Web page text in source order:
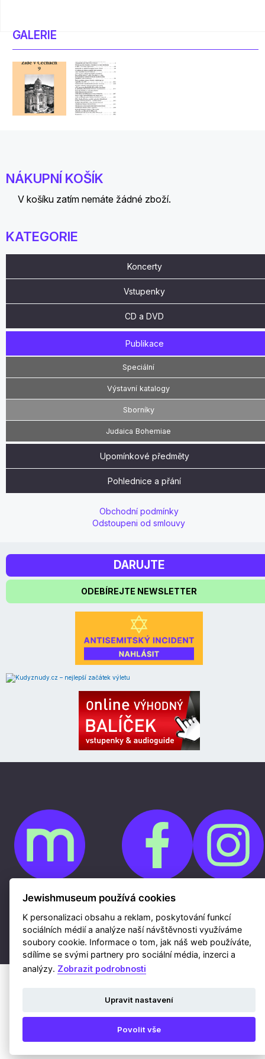
GALERIE
NÁKUPNÍ KOŠÍK
V košíku zatím nemáte žádné zboží.
KATEGORIE
Koncerty
Vstupenky
CD a DVD
Publikace
Speciální
Výstavní katalogy
Sborníky
Judaica Bohemiae
Upomínkové předměty
Pohlednice a přání
Obchodní podmínky
Odstoupeni od smlouvy
DARUJTE
ODEBÍREJTE NEWSLETTER
Cookies
Whistleblowing
Kontakty
Mapa webu
Webdesign a hosting Nux s.r.o. | RSS
Jewishmuseum používá cookies
K personalizaci obsahu a reklam, poskytování funkcí
sociálních médií a analýze naší návštěvnosti využíváme
soubory cookie. Informace o tom, jak náš web používáte,
sdílíme se svými partnery pro sociální média, inzerci a
analýzy. Zobrazit podrobnosti
Upravit nastavení
Povolit vše